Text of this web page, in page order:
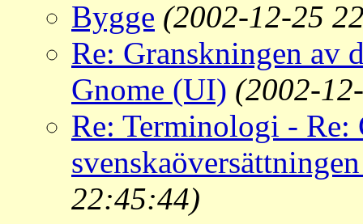
Bygge (2002-12-25
Re: Granskningen av
Gnome (UI) (2002-
Re: Terminologi - Re:
22:45:44)